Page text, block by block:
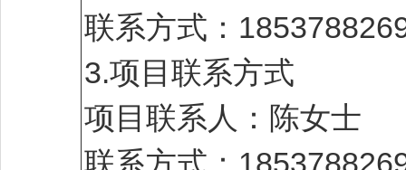
联系方式：
3.项目联系方式
项目联系人：陈女士
联系方式：